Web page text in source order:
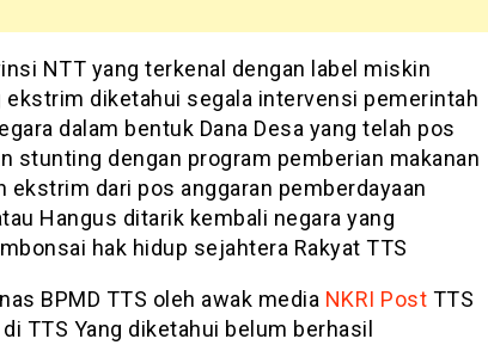
NTT yang terkenal dengan label miskin
diketahui segala intervensi pemerintah
dalam bentuk Dana Desa yang telah pos
stunting dengan program pemberian makanan
ekstrim dari pos anggaran pemberdayaan
Hangus ditarik kembali negara yang
hak hidup sejahtera Rakyat TTS
BPMD TTS oleh awak media NKRI Post TTS
TTS Yang diketahui belum berhasil